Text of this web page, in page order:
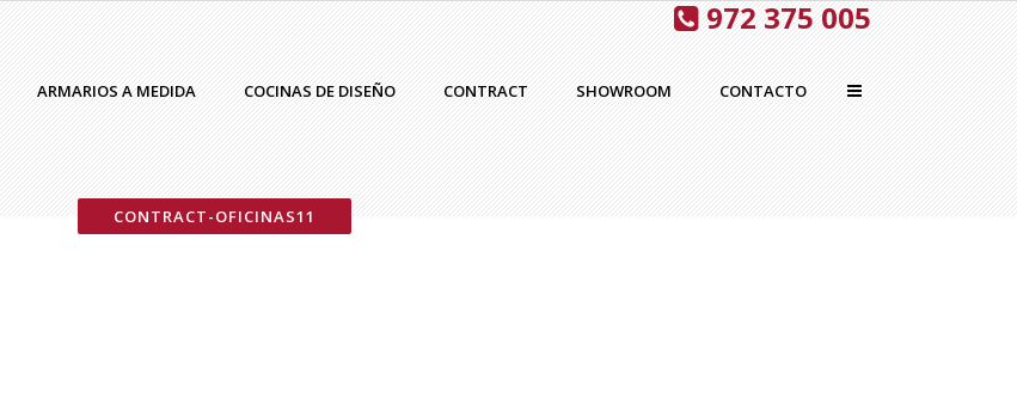
972 375 005
ARMARIOS A MEDIDA COCINAS DE DISEÑO CONTRACT SHOWROOM CONTACTO
CONTRACT-OFICINAS11